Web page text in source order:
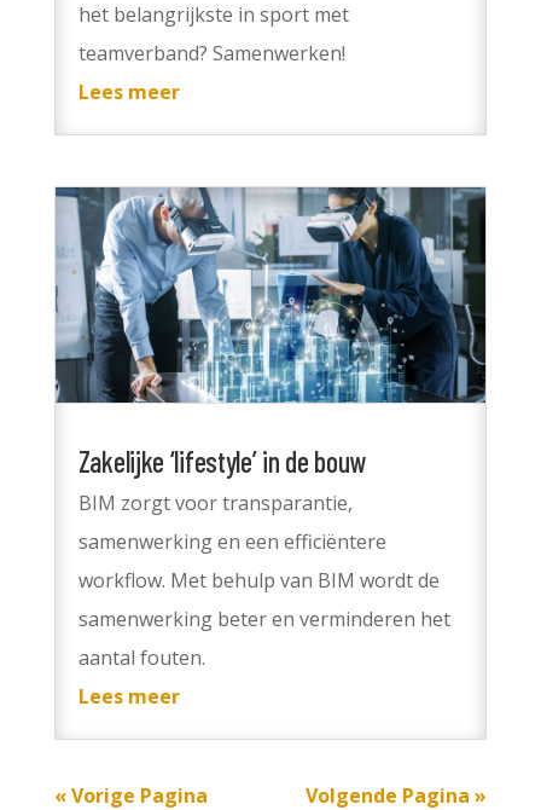
het belangrijkste in sport met
teamverband? Samenwerken!
Lees meer
Zakelijke ‘lifestyle’ in de bouw
BIM zorgt voor transparantie,
samenwerking en een efficiëntere
workflow. Met behulp van BIM wordt de
samenwerking beter en verminderen het
aantal fouten.
Lees meer
« Vorige Pagina Volgende Pagina »